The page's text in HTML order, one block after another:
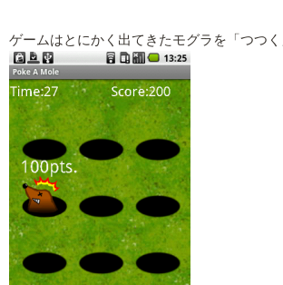
ゲームはとにかく出てきたモグラを「つつく